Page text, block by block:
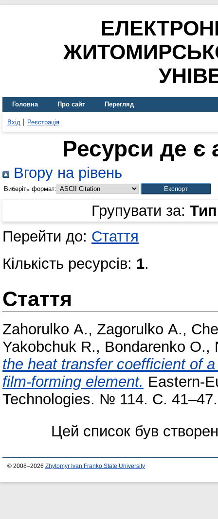
Головна Про сайт Перегляд
Вхід Реєстрація
Ресурси де є
Вгору на рівень
Виберіть формат:
Групувати за:
Перейти до: Стаття
Кількість ресурсів: 1.
Стаття
Zahorulko А., Zagorulko А.,
Yakobchuk R., Bondarenko O.,
the heat transfer coefficient of
film-forming element. Eastern-
Technologies. № 114. С.
Цей список був
© 2008–2026 Zhytomyr Ivan Franko State University